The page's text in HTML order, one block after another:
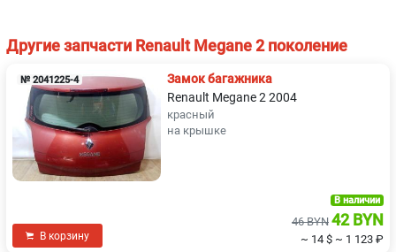
Другие запчасти Renault Megane 2 поколение
№ 2041225-4
Замок багажника
Renault Megane 2 2004
красный
на крышке
В корзину
В наличии
46 BYN 42 BYN
~ 14 $ ~ 1 123 ₽